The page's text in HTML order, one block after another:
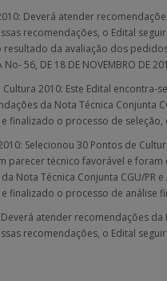
Deverá atender
recomendações, o Edital
da avaliação dos
No- 56, DE 18 DE NOVEMBRO DE
2010: Este Edital encontra-
da Nota Técnica Conjunta
finalizado o processo de
Selecionou 30 Pontos de
parecer técnico favorável e
Nota Técnica Conjunta CGU/PR
finalizado o processo de análise
atender recomendações da
recomendações, o Edital